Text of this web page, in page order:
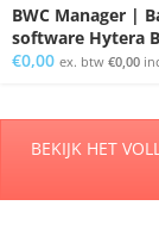
BWC Manager |
software Hytera
€0,00 ex. btw €0,00
BEKIJK HET